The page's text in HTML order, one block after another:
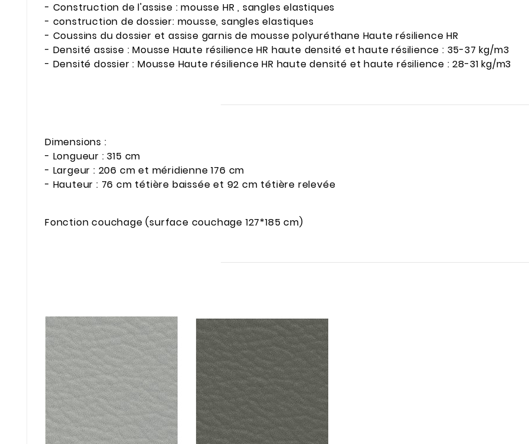
- Construction de l'assise : mousse HR , sangles elastiques
- construction de dossier: mousse, sangles elastiques
- Coussins du dossier et assise garnis de mousse polyuréthane Haute résilience HR
- Densité assise : Mousse Haute résilience HR haute densité et haute résilience : 35-37 kg/m3
- Densité dossier : Mousse Haute résilience HR haute densité et haute résilience : 28-31 kg/m3
Dimensions :
- Longueur : 315 cm
- Largeur : 206 cm et méridienne 176 cm
- Hauteur : 76 cm tétière baissée et 92 cm tétière relevée
Fonction couchage (surface couchage 127*185 cm)